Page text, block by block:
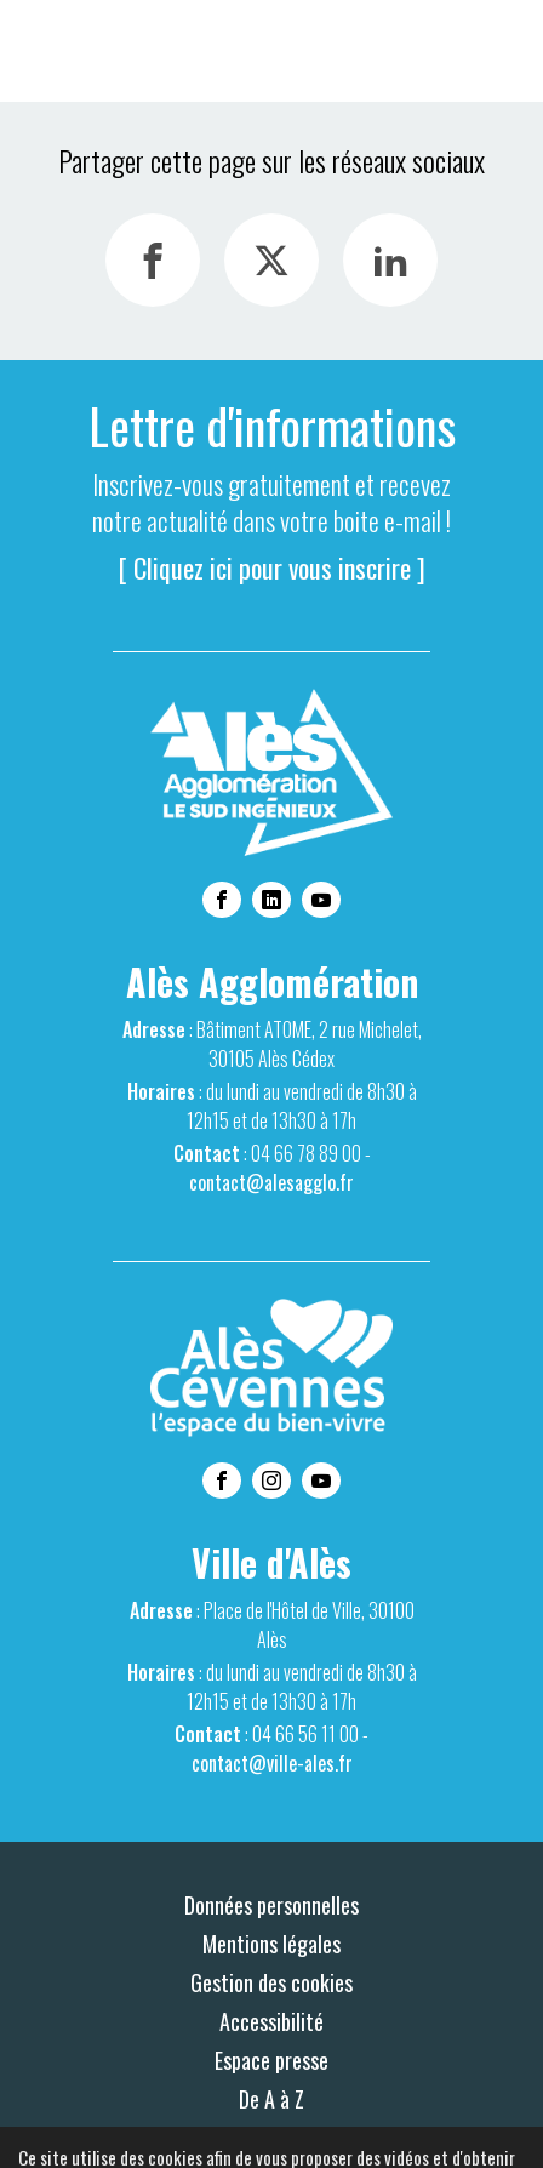
Ce site utilise des cookies afin de vous proposer des vidéos et d'obtenir
Partager cette page sur les réseaux sociaux
Lettre d'informations
Inscrivez-vous gratuitement et recevez
notre actualité dans votre boite e-mail !
[ Cliquez ici pour vous inscrire ]
Alès Agglomération
Adresse: Bâtiment ATOME, 2 rue Michelet,
30105 Alès Cédex
Horaires: du lundi au vendredi de 8h30 à
12h15 et de 13h30 à 17h
Contact: 04 66 78 89 00 -
contact@alesagglo.fr
Ville d'Alès
Adresse: Place de l'Hôtel de Ville, 30100
Alès
Horaires: du lundi au vendredi de 8h30 à
12h15 et de 13h30 à 17h
Contact: 04 66 56 11 00 -
contact@ville-ales.fr
Données personnelles
Mentions légales
Gestion des cookies
Accessibilité
Espace presse
De A à Z
Plan du site